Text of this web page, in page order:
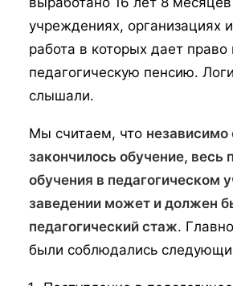
учреждениях, организациях
работа в которых дает
педагогическую пенсию.
слышали.
Мы считаем, что независимо
закончилось обучение, весь
обучения в педагогическом
заведении может и должен
педагогический стаж.
были соблюдались